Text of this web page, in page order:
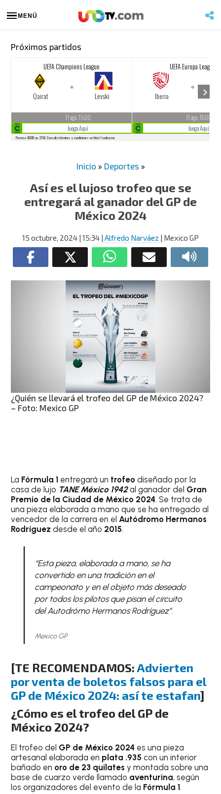
MENÚ
Próximos partidos
Inicio » Deportes »
Así es el lujoso trofeo que se
entregará al ganador del GP de
México 2024
15 octubre, 2024 | 15:34 | Alfredo Narváez | Mexico GP
¿Quién se llevará el trofeo del GP de México 2024?
– Foto: Mexico GP
La Fórmula 1 entregará un trofeo diseñado por la
casa de lujo TANE México 1942al ganador del Gran
Premio de la Ciudad de México 2024. Se trata de
una pieza elaborada a mano que se ha entregado al
vencedor de la carrera en el Autódromo Hermanos
Rodríguez desde el año 2015.
“Esta pieza, elaborada a mano, se ha
convertido en una tradición en el
campeonato y en el objeto más deseado
por todos los pilotos que pisan el circuito
del Autodrómo Hermanos Rodríguez”.
Mexico GP
[TE RECOMENDAMOS: Advierten
por venta de boletos falsos para el
GP de México 2024: así te estafan]
¿Cómo es el trofeo del GP de
México 2024?
El trofeo del GP de México 2024 es una pieza
artesanal elaborada en plata .935con un interior
bañado en oro de 23 quilates y montada sobre una
base de cuarzo verde llamado aventurina, según
los organizadores del evento de la Fórmula 1.